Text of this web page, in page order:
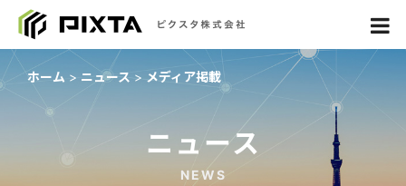
ホーム ニュース メディア掲載
ニュース
NEWS